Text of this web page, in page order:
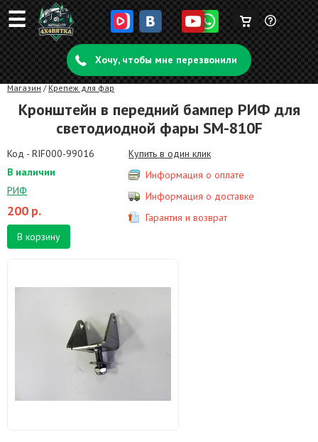
☰ Задать
вопрос
Корзина
пуста
Хочу, чтобы мне перезвонили
Магазин / Крепеж для фар
Кронштейн в передний бампер РИФ для
светодиодной фары SM-810F
Код - RIF000-99016
В наличии
РИФ
200 р.
В корзину
Купить в один клик
Информация о оплате
Информация о доставке
Гарантия и возврат